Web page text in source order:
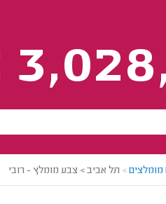
מומלצים> תל אביב > צבע מומלץ - רובי